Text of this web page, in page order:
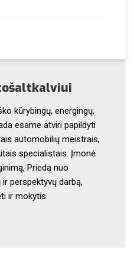
kūrybingų, energingų,
esame atviri papildyti
automobilių meistrais,
specialistais. Įmonė
Priedą nuo
perspektyvų darbą,
ir mokytis.